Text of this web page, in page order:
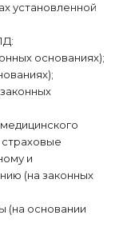
установленной
основаниях);
страховые
и
(на законных
(на основании